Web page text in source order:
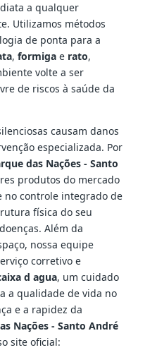
a qualquer
Utilizamos métodos
de ponta para a
, formigae rato,
volte a ser
de riscos à saúde da
causam danos
especializada. Por
das Nações - Santo
produtos do mercado
no controle integrado de
física do seu
Além da
nossa equipe
corretivo e
d agua, um cuidado
a qualidade de vida no
e a rapidez da
Nações - Santo André
site oficial: